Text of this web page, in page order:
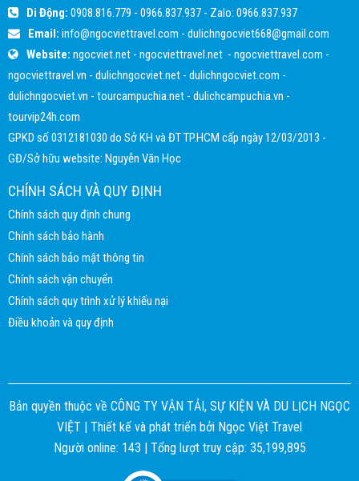
Di Động: 0908.816.779 - 0966.837.937 - Zalo: 0966.837.937
Email: info@ngocviettravel.com - dulichngocviet668@gmail.com
Website: ngocviet.net - ngocviettravel.net - ngocviettravel.com -
ngocviettravel.vn - dulichngocviet.net - dulichngocviet.com -
dulichngocviet.vn - tourcampuchia.net - dulichcampuchia.vn -
tourvip24h.com
GPKD số 0312181030 do Sở KH và ĐT TP.HCM cấp ngày 12/03/2013 -
GĐ/Sở hữu website: Nguyễn Văn Học
CHÍNH SÁCH VÀ QUY ĐỊNH
Chính sách quy định chung
Chính sách bảo hành
Chính sách bảo mật thông tin
Chính sách vận chuyển
Chính sách quy trình xử lý khiếu nại
Điều khoản và quy định
Bản quyền thuộc về CÔNG TY VẬN TẢI, SỰ KIỆN VÀ DU LỊCH NGỌC
VIỆT | Thiết kế và phát triển bởi Ngọc Việt Travel
Người online: 143 | Tổng lượt truy cập: 35,199,895